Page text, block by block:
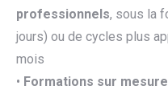
professionnels, sous la
jours) ou de cycles plus
mois
• Formations sur mesure